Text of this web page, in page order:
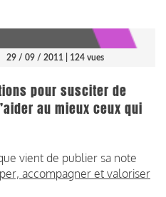
29 / 09 / 2011 | 124 vues
pour susciter de
au mieux ceux qui
vient de publier sa note
accompagner et valoriser